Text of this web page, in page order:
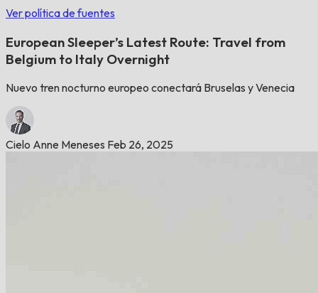
Ver política de fuentes
European Sleeper’s Latest Route: Travel from
Belgium to Italy Overnight
Nuevo tren nocturno europeo conectará Bruselas y Venecia
Cielo Anne Meneses Feb 26, 2025